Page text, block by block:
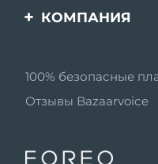
Гарантия и возврат
Информация о
Регистрация
КОМПАНИЯ
Партнерская
программа
MYSA
100% безопасные
Отзывы Bazaarvoice